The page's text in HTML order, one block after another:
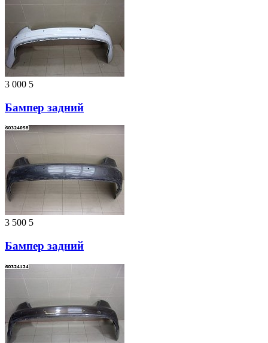
3 000 5
Бампер задний
3 500 5
Бампер задний